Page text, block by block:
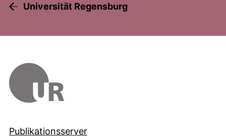
Universität Regensburg
Publikationsserver